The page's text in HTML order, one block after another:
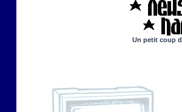
Un petit coup